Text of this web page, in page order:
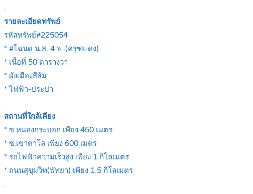
.
รายละเอียดทรัพย์
รหัสทรัพย์#225054
* #โฉนด น.ส. 4 จ .(ครุฑแดง)
* เนื้อที่ 50 ตารางวา
* ผังเมืองสีส้ม
* ไฟฟ้า-ประปา
.
สถานที่ใกล้เคียง
* ซ.หนองกระบอก เพียง 450 เมตร
* ซ.เขาตาโล เพียง 600 เมตร
* รถไฟฟ้าความเร็วสูง เพียง 1 กิโลเมตร
* ถนนสุขุมวิท(พัทยา) เพียง 1.5 กิโลเมตร
.